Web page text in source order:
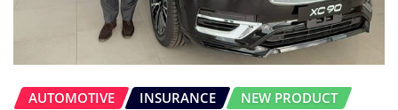
AUTOMOTIVE INSURANCE NEW PRODUCT